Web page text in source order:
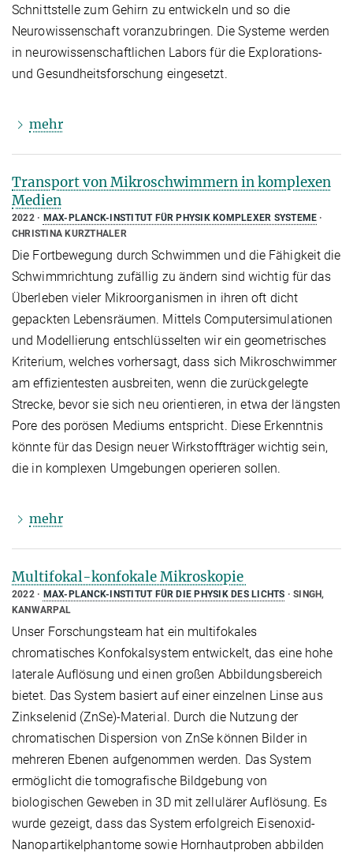
Schnittstelle zum Gehirn zu entwickeln und so die
Neurowissenschaft voranzubringen. Die Systeme werden
in neurowissenschaftlichen Labors für die Explorations-
und Gesundheitsforschung eingesetzt.
mehr
Transport von Mikroschwimmern in komplexen
Medien
2022
MAX-PLANCK-INSTITUT FÜR PHYSIK KOMPLEXER SYSTEME
CHRISTINA KURZTHALER
Die Fortbewegung durch Schwimmen und die Fähigkeit die
Schwimmrichtung zufällig zu ändern sind wichtig für das
Überleben vieler Mikroorganismen in ihren oft dicht
gepackten Lebensräumen. Mittels Computersimulationen
und Modellierung entschlüsselten wir ein geometrisches
Kriterium, welches vorhersagt, dass sich Mikroschwimmer
am effizientesten ausbreiten, wenn die zurückgelegte
Strecke, bevor sie sich neu orientieren, in etwa der längsten
Pore des porösen Mediums entspricht. Diese Erkenntnis
könnte für das Design neuer Wirkstoffträger wichtig sein,
die in komplexen Umgebungen operieren sollen.
mehr
Multifokal-konfokale Mikroskopie
2022 MAX-PLANCK-INSTITUT FÜR DIE PHYSIK DES LICHTS
SINGH,
KANWARPAL
Unser Forschungsteam hat ein multifokales
chromatisches Konfokalsystem entwickelt, das eine hohe
laterale Auflösung und einen großen Abbildungsbereich
bietet. Das System basiert auf einer einzelnen Linse aus
Zinkselenid (ZnSe)-Material. Durch die Nutzung der
chromatischen Dispersion von ZnSe können Bilder in
mehreren Ebenen aufgenommen werden. Das System
ermöglicht die tomografische Bildgebung von
biologischen Geweben in 3D mit zellulärer Auflösung. Es
wurde gezeigt, dass das System erfolgreich Eisenoxid-
Nanopartikelphantome sowie Hornhautproben abbilden